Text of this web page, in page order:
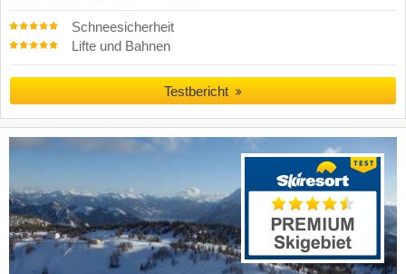
Schneesicherheit
Lifte und Bahnen
Testbericht